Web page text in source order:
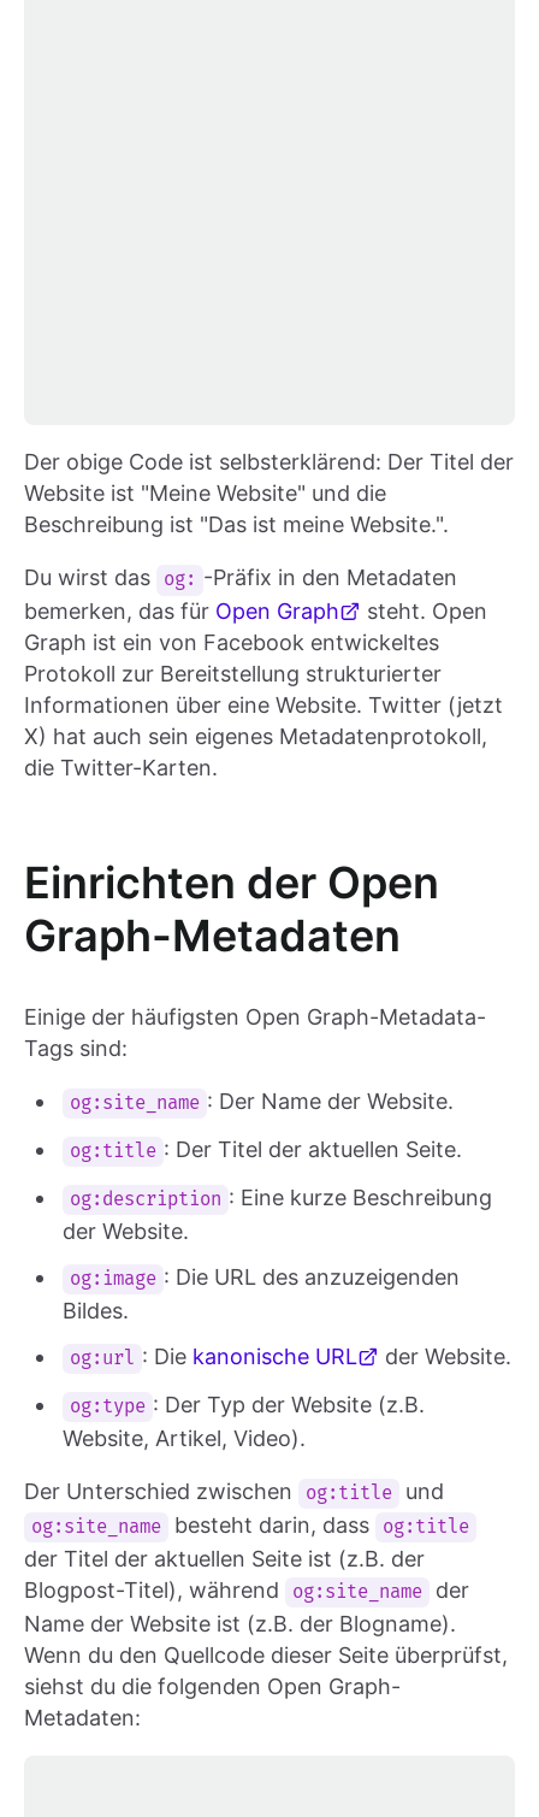
Der obige Code ist selbsterklärend: Der Titel der
Website ist "Meine Website" und die
Beschreibung ist "Das ist meine Website.".
Du wirst das og: -Präfix in den Metadaten
bemerken, das für Open Graph
steht. Open
Graph ist ein von Facebook entwickeltes
Protokoll zur Bereitstellung strukturierter
Informationen über eine Website. Twitter (jetzt
X) hat auch sein eigenes Metadatenprotokoll,
die Twitter-Karten.
Einrichten der Open
Graph-Metadaten
Einige der häufigsten Open Graph-Metadata-
Tags sind:
og:site_name : Der Name der Website.
og:title : Der Titel der aktuellen Seite.
og:description : Eine kurze Beschreibung
der Website.
og:image : Die URL des anzuzeigenden
Bildes.
og:url : Die kanonische URL der Website.
og:type : Der Typ der Website (z.B.
Website, Artikel, Video).
Der Unterschied zwischen og:title und
og:site_name besteht darin, dass og:title
der Titel der aktuellen Seite ist (z.B. der
Blogpost-Titel), während
og:site_name
der
Name der Website ist (z.B. der Blogname).
Wenn du den Quellcode dieser Seite überprüfst,
siehst du die folgenden Open Graph-
Metadaten: